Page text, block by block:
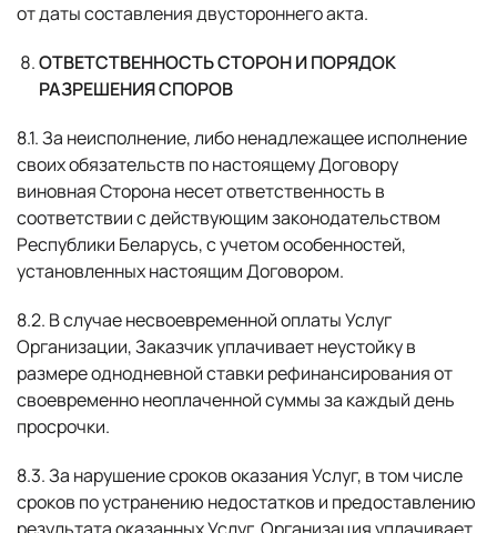
от даты составления двустороннего акта.
ОТВЕТСТВЕННОСТЬ СТОРОН И ПОРЯДОК
РАЗРЕШЕНИЯ СПОРОВ
8.1. За неисполнение, либо ненадлежащее исполнение
своих обязательств по настоящему Договору
виновная Сторона несет ответственность в
соответствии с действующим законодательством
Республики Беларусь, с учетом особенностей,
установленных настоящим Договором.
8.2. В случае несвоевременной оплаты Услуг
Организации, Заказчик уплачивает неустойку в
размере однодневной ставки рефинансирования от
своевременно неоплаченной суммы за каждый день
просрочки.
8.3. За нарушение сроков оказания Услуг, в том числе
сроков по устранению недостатков и предоставлению
Имя
Номер телефона
В данный момент платформа
находится в разработке,